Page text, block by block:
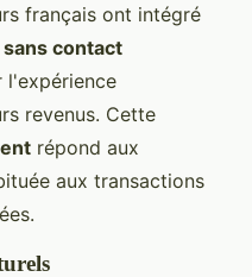
français ont intégré
contact
l'expérience
revenus. Cette
répond aux
aux transactions